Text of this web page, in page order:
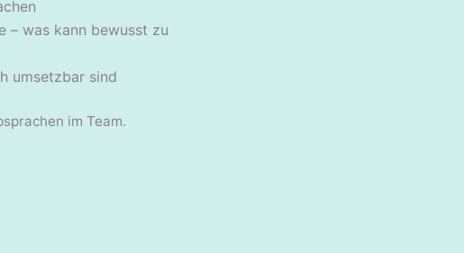
– was kann bewusst zu
umsetzbar sind
im Team.